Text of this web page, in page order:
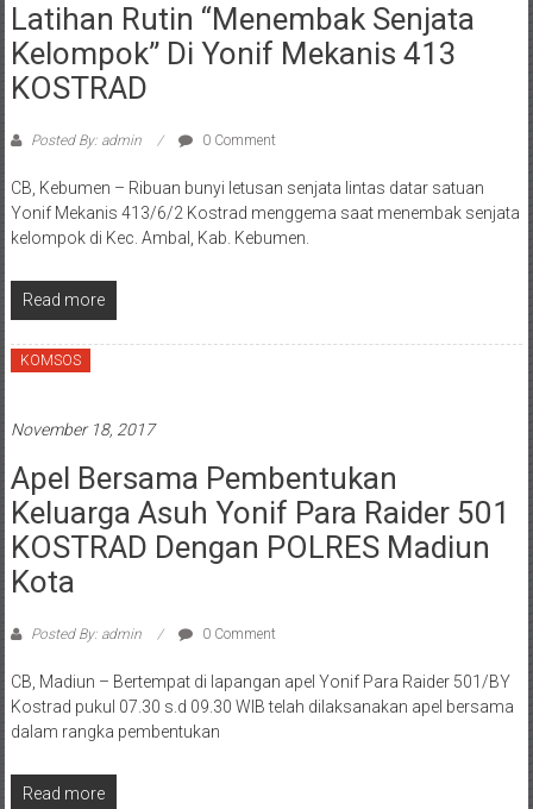
Latihan Rutin “Menembak Senjata
Kelompok” Di Yonif Mekanis 413
KOSTRAD
Posted By: admin 0 Comment
CB, Kebumen – Ribuan bunyi letusan senjata lintas datar satuan
Yonif Mekanis 413/6/2 Kostrad menggema saat menembak senjata
kelompok di Kec. Ambal, Kab. Kebumen.
Read more
KOMSOS
November 18, 2017
Apel Bersama Pembentukan
Keluarga Asuh Yonif Para Raider 501
KOSTRAD Dengan POLRES Madiun
Kota
Posted By: admin 0 Comment
CB, Madiun – Bertempat di lapangan apel Yonif Para Raider 501/BY
Kostrad pukul 07.30 s.d 09.30 WIB telah dilaksanakan apel bersama
dalam rangka pembentukan
Read more